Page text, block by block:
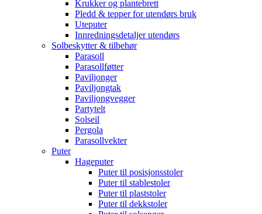
Krukker og plantebrett
Pledd & tepper for utendørs bruk
Uteputer
Innredningsdetaljer utendørs
Solbeskytter & tilbehør
Parasoll
Parasollføtter
Paviljonger
Paviljongtak
Paviljongvegger
Partytelt
Solseil
Pergola
Parasollvekter
Puter
Hageputer
Puter til posisjonsstoler
Puter til stablestoler
Puter til plaststoler
Puter til dekkstoler